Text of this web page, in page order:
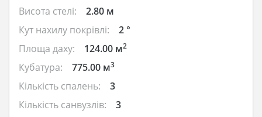
Висота стелі:
2.80 м
Кут нахилу покрівлі:
2 °
Площа даху:
124.00 м2
Кубатура: 775.00 м3
Кількість спалень:
3
Кількість санвузлів:
3